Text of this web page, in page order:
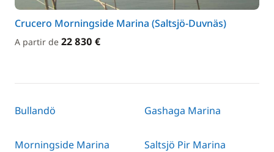
Crucero Morningside Marina (Saltsjö-Duvnäs)
A partir de 22 830 €
Bullandö Gashaga Marina
Morningside Marina
Saltsjö Pir Marina